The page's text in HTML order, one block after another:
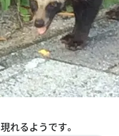
れるようです。
を見る